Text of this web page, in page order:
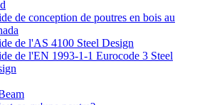
de conception de poutres en bois au
de l'AS 4100 Steel Design
de l'EN 1993-1-1 Eurocode 3 Steel